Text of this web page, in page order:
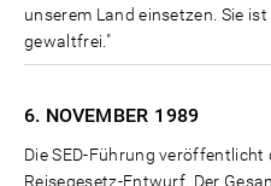
unserem Land einsetzen. Sie
gewaltfrei."
6. NOVEMBER 1989
Die SED-Führung
Reisegesetz-Entwurf. Der